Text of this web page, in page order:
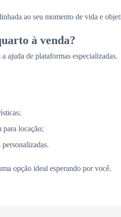
ao seu momento de vida e
à venda?
ajuda de plataformas especializadas.
para locação;
opção ideal esperando por você.